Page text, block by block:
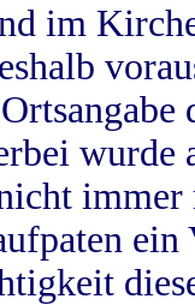
im
wurde